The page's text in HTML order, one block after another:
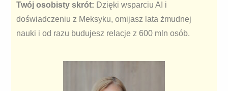
Twój osobisty skrót: Dzięki wsparciu AI i
doświadczeniu z Meksyku, omijasz lata żmudnej
nauki i od razu budujesz relacje z 600 mln osób.